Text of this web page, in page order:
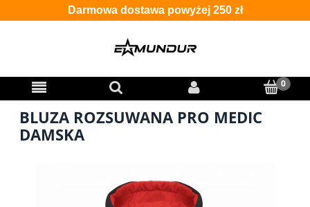
Darmowa dostawa powyżej 250 zł
BLUZA ROZSUWANA PRO MEDIC
DAMSKA